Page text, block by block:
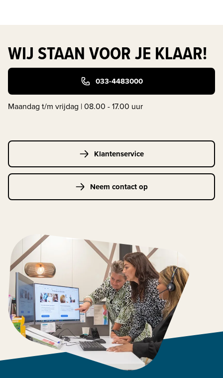
WIJ STAAN VOOR JE KLAAR!
033-4483000
Maandag t/m vrijdag | 08.00 - 17.00 uur
Klantenservice
Neem contact op